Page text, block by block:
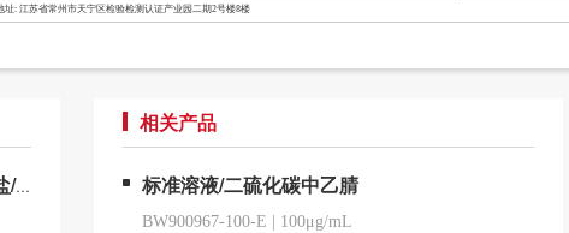
址: 江苏省常州市天宁区检验检测认证产业园二期2号楼8楼
相关产品
标准溶液/二硫化碳中乙腈
BW900967-100-E 100μg/mL